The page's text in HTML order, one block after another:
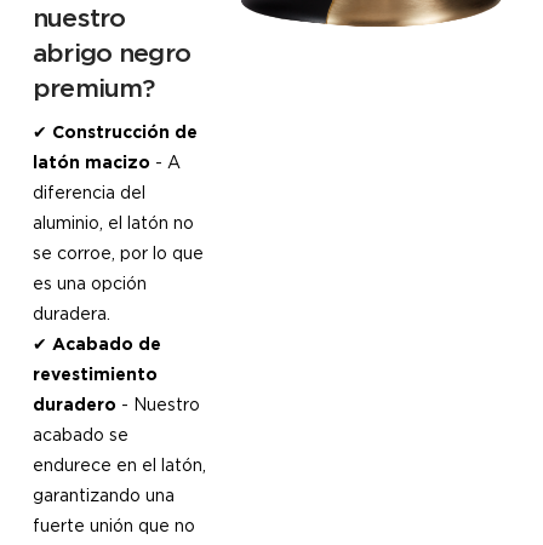
nuestro
abrigo negro
premium?
✔ Construcción de
latón macizo - A
diferencia del
aluminio, el latón no
se corroe, por lo que
es una opción
duradera.
✔ Acabado de
revestimiento
duradero - Nuestro
acabado se
endurece en el latón,
garantizando una
fuerte unión que no